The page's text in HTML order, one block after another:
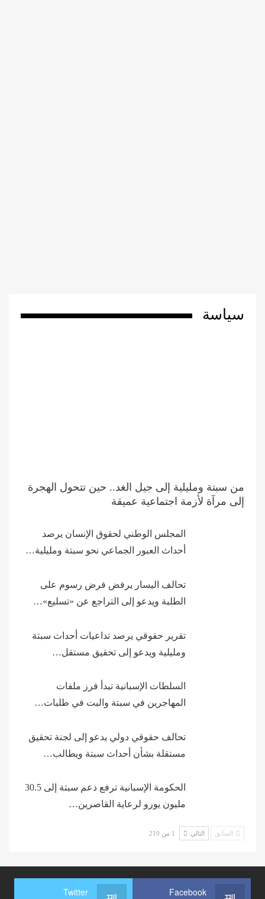
سياسة
من سبتة ومليلية إلى جيل الغد.. حين تتحول الهجرة
إلى مرآة لأزمة اجتماعية عميقة
المجلس الوطني لحقوق الإنسان يرصد
أحداث العبور الجماعي نحو سبتة ومليلية…
تحالف اليسار يرفض فرض رسوم على
الطلبة ويدعو إلى التراجع عن «تسليع»…
تقرير حقوقي يرصد تداعيات أحداث سبتة
ومليلية ويدعو إلى تحقيق مستقل…
السلطات الإسبانية تبدأ فرز ملفات
المهاجرين في سبتة والبت في طلبات…
تحالف حقوقي دولي يدعو إلى لجنة تحقيق
مستقلة بشأن أحداث سبتة ويطالب…
الحكومة الإسبانية ترفع دعم سبتة إلى 30.5
مليون يورو لرعاية القاصرين…
السابق التالي 1 من 210
Facebook
Twitter